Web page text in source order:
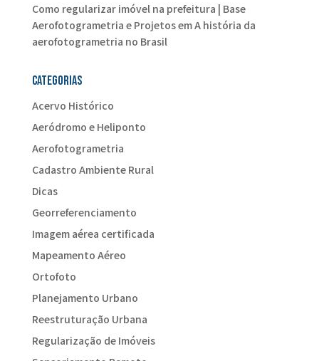
Como regularizar imóvel na prefeitura | Base
Aerofotogrametria e ProjetosemA história da
aerofotogrametria no Brasil
Categorias
Acervo Histórico
Aeródromo e Heliponto
Aerofotogrametria
Cadastro Ambiente Rural
Dicas
Georreferenciamento
Imagem aérea certificada
Mapeamento Aéreo
Ortofoto
Planejamento Urbano
Reestruturação Urbana
Regularização de Imóveis